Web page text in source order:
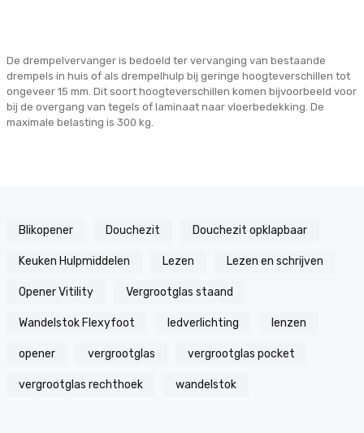
De drempelvervanger is bedoeld ter vervanging van bestaande
drempels in huis of als drempelhulp bij geringe hoogteverschillen tot
ongeveer 15 mm. Dit soort hoogteverschillen komen bijvoorbeeld voor
bij de overgang van tegels of laminaat naar vloerbedekking. De
maximale belasting is 300 kg.
Blikopener Douchezit Douchezit opklapbaar
Keuken Hulpmiddelen Lezen Lezen en schrijven
Opener Vitility Vergrootglas staand
Wandelstok Flexyfoot ledverlichting lenzen
opener vergrootglas vergrootglas pocket
vergrootglas rechthoek wandelstok